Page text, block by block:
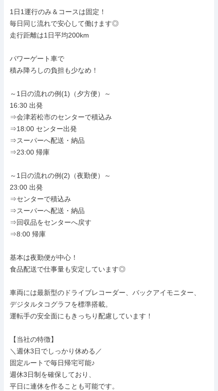
1日1運行のみ＆コースは固定！
毎日同じ流れで安心して働けます◎
走行距離は1日平均200km
パワーゲート車で
積み降ろしの負担も少なめ！
～1日の流れの例(1)（夕方便）～
16:30 出発
⇒会津若松市のセンターで積込み
⇒18:00 センター出発
⇒スーパーへ配送・納品
⇒23:00 帰庫
～1日の流れの例(2)（夜勤便）～
23:00 出発
⇒センターで積込み
⇒スーパーへ配送・納品
⇒回収品をセンターへ戻す
⇒8:00 帰庫
基本は夜勤便が中心！
食品配送で仕事量も安定しています◎
車両には最新型のドライブレコーダー、バックアイモニター、
デジタルタコグラフを標準搭載。
運転手の安全面にもきっちり配慮しています！
【当社の特徴】
＼週休3日でしっかり休める／
固定ルートで毎日帰宅可能♪
週休3日制を確保しており、
平日に連休を作ることも可能です。